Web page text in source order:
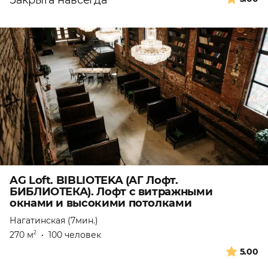
AG Loft. BIBLIOTEKA (АГ Лофт.
БИБЛИОТЕКА). Лофт с витражными
окнами и высокими потолками
Нагатинская (7мин.)
270 м2 • 100 человек
5.00